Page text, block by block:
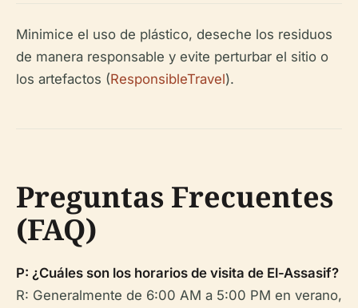
Minimice el uso de plástico, deseche los residuos
de manera responsable y evite perturbar el sitio o
los artefactos (ResponsibleTravel).
Preguntas Frecuentes
(FAQ)
P: ¿Cuáles son los horarios de visita de El-Assasif?
R: Generalmente de 6:00 AM a 5:00 PM en verano,